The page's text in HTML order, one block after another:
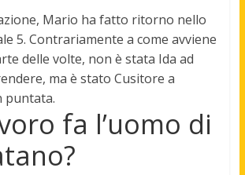
Mario ha fatto ritorno nello
5. Contrariamente a come avviene
delle volte, non è stata Ida ad
ma è stato Cusitore a
puntata.
fa l’uomo di